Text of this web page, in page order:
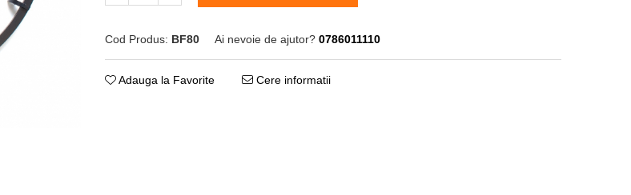
Cod Produs: BF80 Ai nevoie de ajutor? 0786011110
Adauga la Favorite Cere informatii